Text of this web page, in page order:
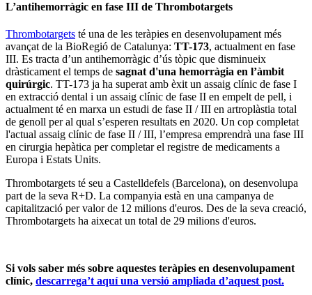
L’antihemorràgic en fase III de Thrombotargets
Thrombotargets té una de les teràpies en desenvolupament més
avançat de la BioRegió de Catalunya: TT-173, actualment en fase
III. Es tracta d’un antihemorràgic d’ús tòpic que disminueix
dràsticament el temps de sagnat d'una hemorràgia en l’àmbit
quirúrgic. TT-173 ja ha superat amb èxit un assaig clínic de fase I
en extracció dental i un assaig clínic de fase II en empelt de pell, i
actualment té en marxa un estudi de fase II / III en artroplàstia total
de genoll per al qual s’esperen resultats en 2020. Un cop completat
l'actual assaig clínic de fase II / III, l’empresa emprendrà una fase III
en cirurgia hepàtica per completar el registre de medicaments a
Europa i Estats Units.
Thrombotargets té seu a Castelldefels (Barcelona), on desenvolupa
part de la seva R+D. La companyia està en una campanya de
capitalització per valor de 12 milions d'euros. Des de la seva creació,
Thrombotargets ha aixecat un total de 29 milions d'euros.
Si vols saber més sobre aquestes teràpies en desenvolupament
clínic, descarrega’t aquí una versió ampliada d’aquest post.